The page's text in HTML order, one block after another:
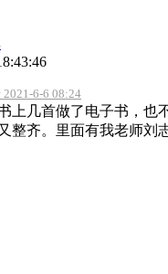
6-6 08:24
上几首做了电子书，也
整齐。里面有我老师刘